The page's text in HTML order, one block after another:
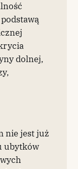
dolnej,
nie jest już
ubytków